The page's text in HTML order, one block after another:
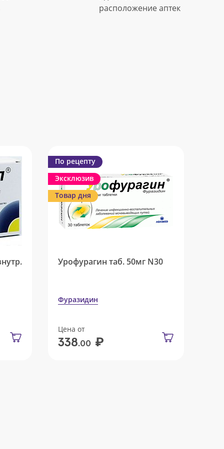
расположение аптек
По рецепту
Эксклюзив
Товар дня
Урофурагин таб. 50мг N30
Фуразидин
Цена от
338.00 ₽